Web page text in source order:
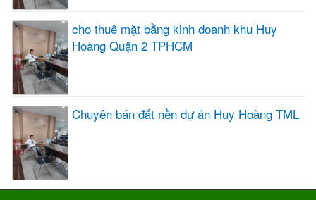
cho thuê mặt bằng kinh doanh khu Huy
Hoàng Quận 2 TPHCM
Chuyên bán đất nền dự án Huy Hoàng TML